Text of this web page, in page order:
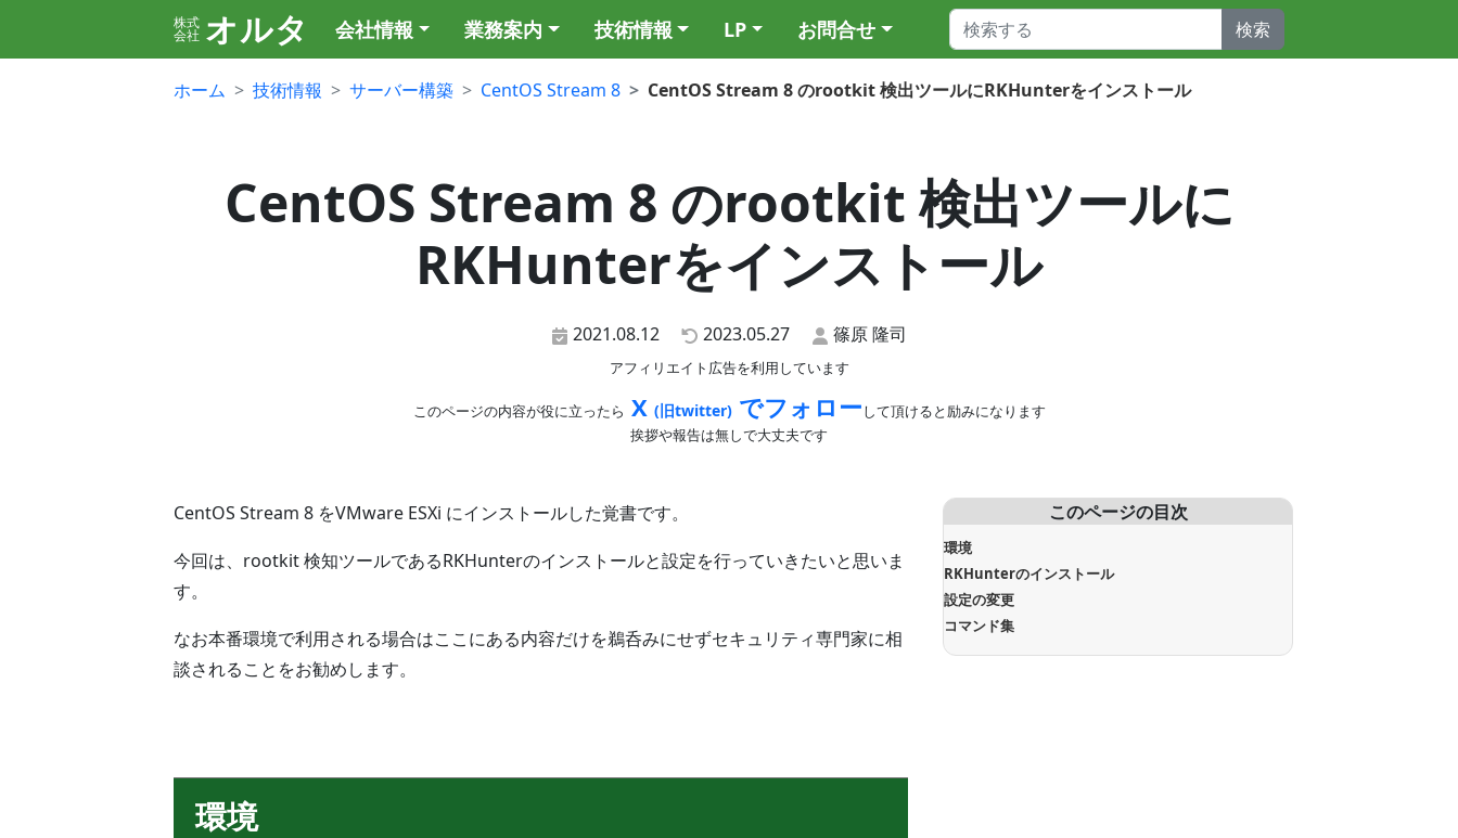
株式
会社 オルタ 会社情報 業務案内 技術情報 LP お問合せ 検索
ホーム 技術情報 サーバー構築 CentOS Stream 8 CentOS Stream 8 のrootkit 検出ツールにRKHunterをインストール
CentOS Stream 8 のrootkit 検出ツールに
RKHunterをインストール
2021.08.12 2023.05.27 篠原 隆司
アフィリエイト広告を利用しています
このページの内容が役に立ったら X (旧twitter)でフォローして頂けると励みになります
挨拶や報告は無しで大丈夫です
CentOS Stream 8 をVMware ESXi にインストールした覚書です。
今回は、rootkit 検知ツールであるRKHunterのインストールと設定を行っていきたいと思いま
す。
なお本番環境で利用される場合はここにある内容だけを鵜呑みにせずセキュリティ専門家に相
談されることをお勧めします。
環境
このページの目次
環境
RKHunterのインストール
設定の変更
コマンド集